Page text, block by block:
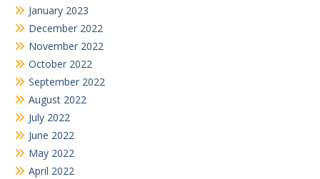
January 2023
December 2022
November 2022
October 2022
September 2022
August 2022
July 2022
June 2022
May 2022
April 2022